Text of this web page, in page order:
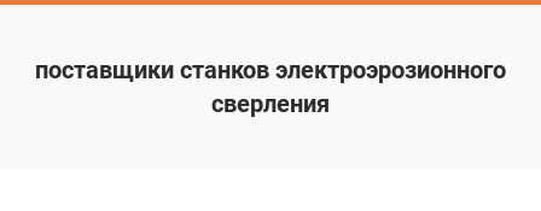
поставщики станков электроэрозионного
сверления